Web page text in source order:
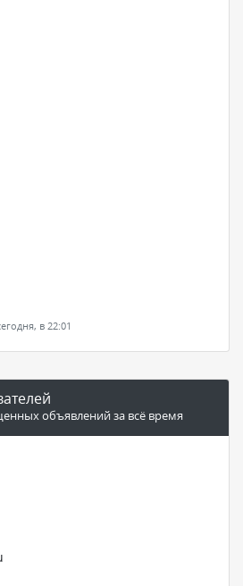
в 22:01
объявлений за всё время